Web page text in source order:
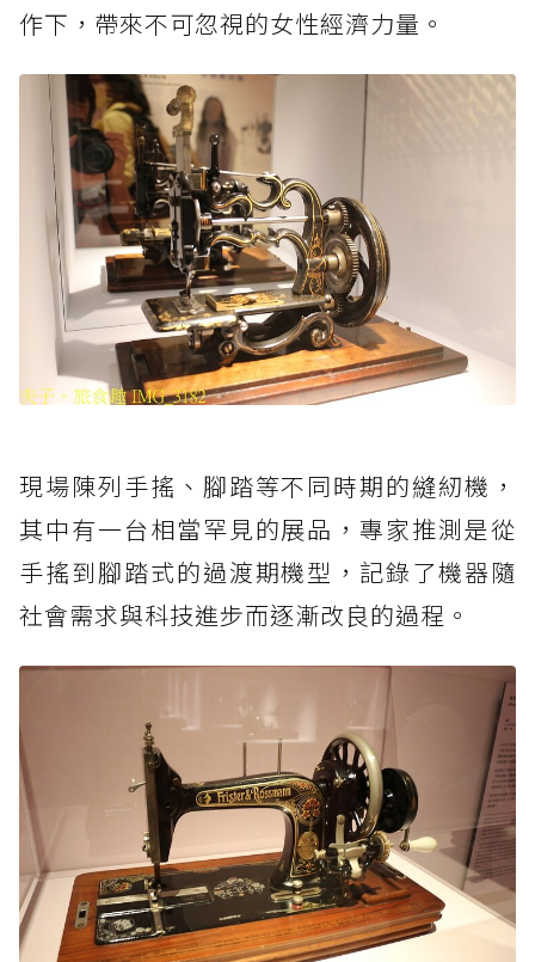
作下，帶來不可忽視的女性經濟力量。
現場陳列手搖、腳踏等不同時期的縫紉機，
其中有一台相當罕見的展品，專家推測是從
手搖到腳踏式的過渡期機型，記錄了機器隨
社會需求與科技進步而逐漸改良的過程。